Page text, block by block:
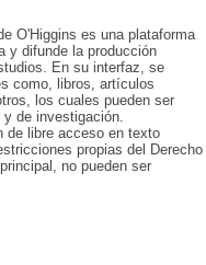
O'Higgins es una plataforma
y difunde la producción
En su interfaz, se
como, libros, artículos
los cuales pueden ser
de investigación.
de libre acceso en texto
propias del Derecho
no pueden ser